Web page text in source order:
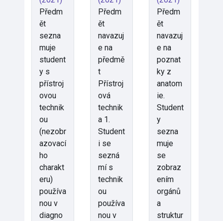
Předm
ět
sezna
muje
student
y s
přístroj
ovou
technik
ou
(nezobr
azovací
ho
charakt
eru)
používa
nou v
diagno
Předm
ět
navazuj
e na
předmě
t
Přístroj
ová
technik
a 1.
Student
i se
sezná
mí s
technik
ou
používa
nou v
Předm
ět
navazuj
e na
poznat
ky z
anatom
ie.
Student
y
sezna
muje
se
zobraz
ením
orgánů
a
struktur